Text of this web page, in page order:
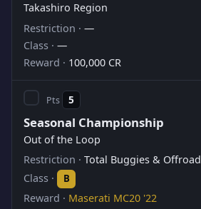
Takashiro Region
—
—
100,000 CR
5
Seasonal Championship
Out of the Loop
Total Buggies & Offroad
B
Maserati MC20 '22